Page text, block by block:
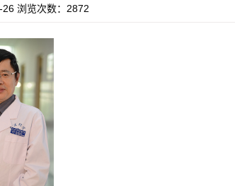
浏览次数： 2872